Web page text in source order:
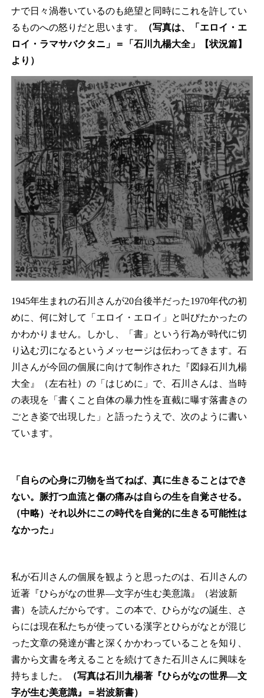
ナで日々渦巻いているのも絶望と同時にこれを許してい
るものへの怒りだと思います。
（写真は、「エロイ・エ
ロイ・ラマサバクタニ」＝「石川九楊大全」【状況篇】
より）
1945年生まれの石川さんが20台後半だった1970年代の初
めに、何に対して「エロイ・エロイ」と叫びたかったの
かわかりません。しかし、「書」という行為が時代に切
り込む刃になるというメッセージは伝わってきます。石
川さんが今回の個展に向けて制作された『図録石川九楊
大全』（左右社）の「はじめに」で、石川さんは、当時
の表現を「書くこと自体の暴力性を直截に曝す落書きの
ごとき姿で出現した」と語ったうえで、次のように書い
ています。
「自らの心身に刃物を当てねば、真に生きることはでき
ない。脈打つ血流と傷の痛みは自らの生を自覚させる。
（中略）それ以外にこの時代を自覚的に生きる可能性は
なかった」
私が石川さんの個展を観ようと思ったのは、石川さんの
近著『ひらがなの世界―文字が生む美意識』（岩波新
書）を読んだからです。この本で、ひらがなの誕生、さ
らには現在私たちが使っている漢字とひらがなとが混じ
った文章の発達が書と深くかかわっていることを知り、
書から文書を考えることを続けてきた石川さんに興味を
持ちました。
（写真は石川九楊著『ひらがなの世界―文
字が生む美意識』＝岩波新書）